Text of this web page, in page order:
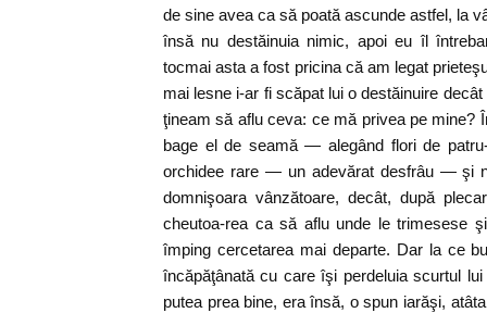
de sine avea ca să poată ascunde astfel, la
însă nu destăinuia nimic, apoi eu îl
tocmai asta a fost pricina că am legat
mai lesne i-ar fi scăpat lui o destăinuire
ţineam să aflu ceva: ce mă privea pe
bage el de seamă — alegând flori de
orchidee rare — un adevărat desfrâu — şi
domnişoara vânzătoare, decât, după
cheutoa-rea ca să aflu unde le trimesese
împing cercetarea mai departe. Dar la ce
încăpăţânată cu care îşi perdeluia scurtul
putea prea bine, era însă, o spun iarăşi,